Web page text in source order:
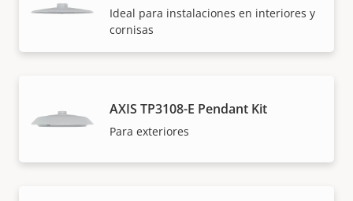
Ideal para instalaciones en interiores y
cornisas
AXIS TP3108-E Pendant Kit
Para exteriores